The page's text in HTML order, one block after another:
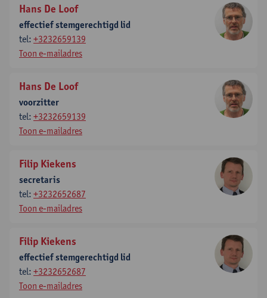
Hans De Loof
effectief stemgerechtigd lid
tel: +3232659139
Toon e-mailadres
Hans De Loof
voorzitter
tel: +3232659139
Toon e-mailadres
Filip Kiekens
secretaris
tel: +3232652687
Toon e-mailadres
Filip Kiekens
effectief stemgerechtigd lid
tel: +3232652687
Toon e-mailadres